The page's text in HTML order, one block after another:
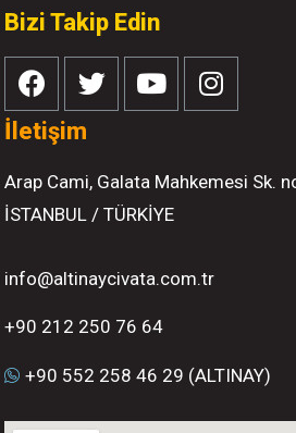
Bizi Takip Edin
İletişim
Arap Cami, Galata Mahkemesi Sk.
İSTANBUL / TÜRKİYE
info@altinaycivata.com.tr
+90 212 250 76 64
+90 552 258 46 29 (ALTINAY)